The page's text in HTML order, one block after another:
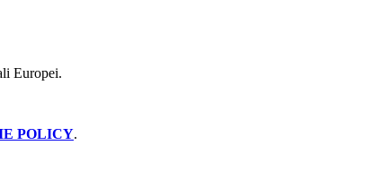
Europei.
POLICY.